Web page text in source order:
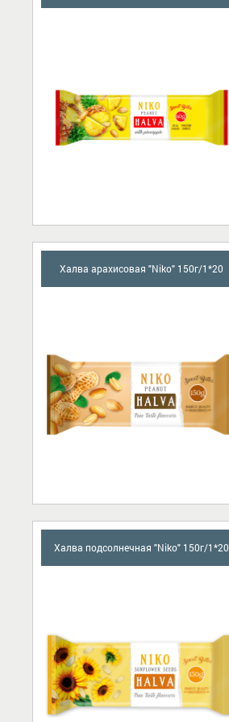
Халва арахисовая "Niko" 150г/1*20
Халва подсолнечная "Niko" 150г/1*20